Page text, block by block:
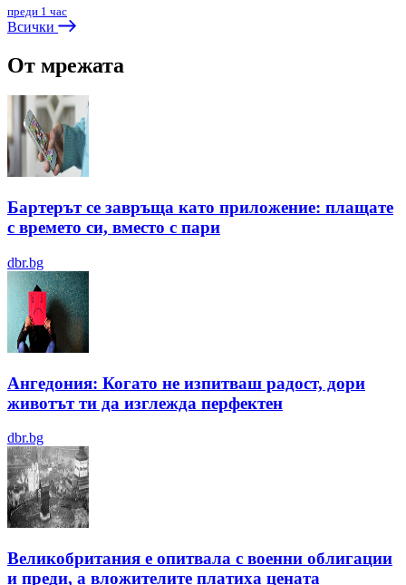
преди 1 час
Всички
От мрежата
Бартерът се завръща като приложение: плащате
с времето си, вместо с пари
dbr.bg
Ангедония: Когато не изпитваш радост, дори
животът ти да изглежда перфектен
dbr.bg
Великобритания е опитвала с военни облигации
и преди, а вложителите платиха цената